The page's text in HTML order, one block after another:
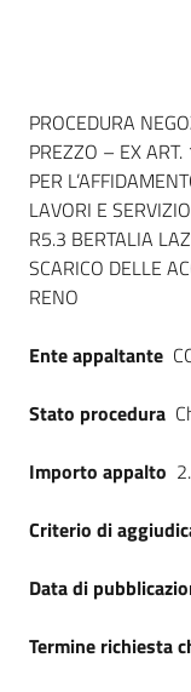
su
Dati del
PROCEDURA
PREZZO – EX
PER
LAVORI E
R5.3 BERTALIA
SCARICO DELLE
RENO
Ente appaltante
Stato procedura
Importo appalto
Criterio di
Data di
Termine richiesta